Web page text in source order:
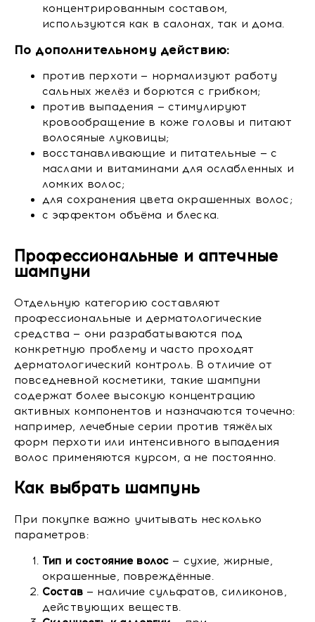
концентрированным составом,
используются как в салонах, так и дома.
По дополнительному действию:
против перхоти — нормализуют работу
сальных желёз и борются с грибком;
против выпадения — стимулируют
кровообращение в коже головы и питают
волосяные луковицы;
восстанавливающие и питательные — с
маслами и витаминами для ослабленных и
ломких волос;
для сохранения цвета окрашенных волос;
с эффектом объёма и блеска.
Профессиональные и аптечные
шампуни
Отдельную категорию составляют
профессиональные и дерматологические
средства — они разрабатываются под
конкретную проблему и часто проходят
дерматологический контроль. В отличие от
повседневной косметики, такие шампуни
содержат более высокую концентрацию
активных компонентов и назначаются точечно:
например, лечебные серии против тяжёлых
форм перхоти или интенсивного выпадения
волос применяются курсом, а не постоянно.
Как выбрать шампунь
При покупке важно учитывать несколько
параметров:
Тип и состояние волос — сухие, жирные,
окрашенные, повреждённые.
Состав— наличие сульфатов, силиконов,
действующих веществ.